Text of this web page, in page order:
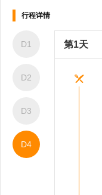
行程详情
D1
D2
D3
D4
第1天